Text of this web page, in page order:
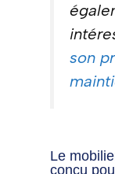
son
Le
conçu